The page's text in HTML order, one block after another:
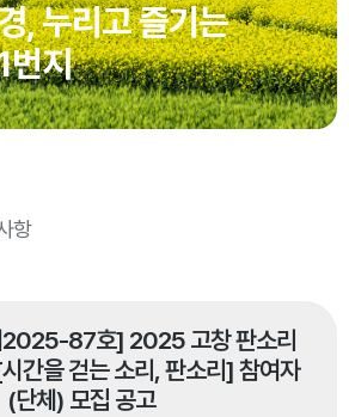
, 누리고 즐기는
번지
항
2025-87호] 2025 고창 판소리
간을 걷는 소리, 판소리] 참여자
(단체) 모집 공고